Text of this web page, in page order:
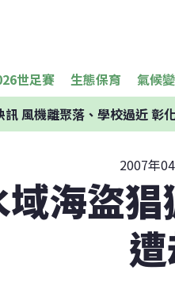
世足賽 生態保育 氣候
訊風機離聚落、學校過近 彰
2007年
海盜